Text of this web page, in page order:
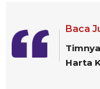
Baca
Harta